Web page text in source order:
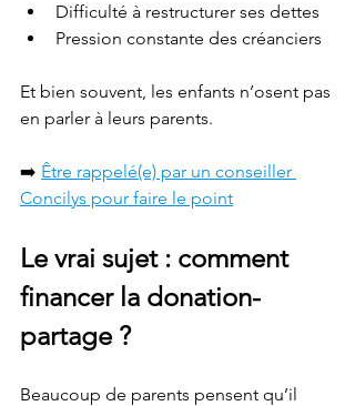
Difficulté à restructurer ses dettes
Pression constante des créanciers
Et bien souvent, les enfants n’osent pas
en parler à leurs parents.
➡️ Être rappelé(e) par un conseiller
Concilys pour faire le point
Le vrai sujet : comment
financer la donation-
partage ?
Beaucoup de parents pensent qu’il